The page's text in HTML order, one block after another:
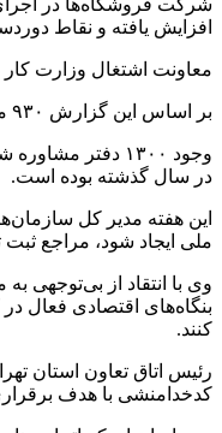
افزایش یافته و نقاط
معاونت اشتغال وزارت
بر اساس این گزارش ۹۳۰ مرکز مشاوره و خدمات کارآفرینی در سراسر کشور تا سال گذشته ایجاد شده و بیش از ۱۱ هزار و ۶۰۰ نفر از فارغ التحصیلان دانشگاهی از طریق کاریابی‌ها جذب بازار کار شدند.
در سال گذشته بوده است.
این هفته مدیر کل
ملی ایجاد شود، مراجع ثبت
وی با انتقاد از بی‌توجهی
بنگاه‌های اقتصادی فعال
کنند.
کدخدامنشی با هدف